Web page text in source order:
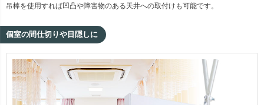
吊棒を使用すれば凹凸や障害物のある天井への取付けも可能です。
個室の間仕切りや目隠しに